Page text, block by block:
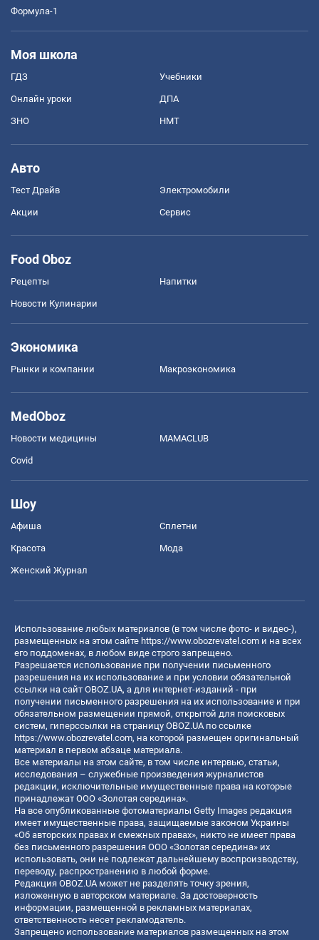
Формула-1
Моя школа
ГДЗ Учебники
Онлайн уроки ДПА
ЗНО НМТ
Авто
Тест Драйв Электромобили
Акции Сервис
Food Oboz
Рецепты Напитки
Новости Кулинарии
Экономика
Рынки и компании Mакроэкономика
MedOboz
Новости медицины MAMACLUB
Covid
Шоу
Афиша Сплетни
Красота Мода
Женский Журнал
Использование любых материалов (в том числе фото- и видео-),
размещенных на этом сайте https://www.obozrevatel.com и на всех
его поддоменах, в любом виде строго запрещено.
Разрешается использование при получении письменного
разрешения на их использование и при условии обязательной
ссылки на сайт OBOZ.UA, а для интернет-изданий - при
получении письменного разрешения на их использование и при
обязательном размещении прямой, открытой для поисковых
систем, гиперссылки на страницу OBOZ.UA по ссылке
https://www.obozrevatel.com, на которой размещен оригинальный
материал в первом абзаце материала.
Все материалы на этом сайте, в том числе интервью, статьи,
исследования – служебные произведения журналистов
редакции, исключительные имущественные права на которые
принадлежат ООО «Золотая середина».
На все опубликованные фотоматериалы Getty Images редакция
имеет имущественные права, защищаемые законом Украины
«Об авторских правах и смежных правах», никто не имеет права
без письменного разрешения ООО «Золотая середина» их
использовать, они не подлежат дальнейшему воспроизводству,
переводу, распространению в любой форме.
Редакция OBOZ.UA может не разделять точку зрения,
изложенную в авторском материале. За достоверность
информации, размещенной в рекламных материалах,
ответственность несет рекламодатель.
Запрещено использование материалов размещенных на этом